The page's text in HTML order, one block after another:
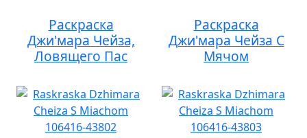
Раскраска
Джи'мара Чейза,
Ловящего Пас
Раскраска
Джи'мара Чейза С
Мячом